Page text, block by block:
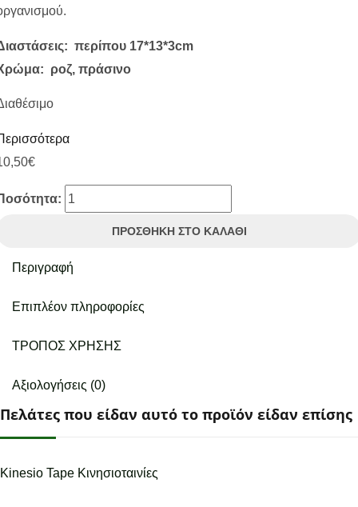
περίπου 17*13*3cm
ροζ, πράσινο
€
ΠΡΟΣΘΉΚΗ ΣΤΟ ΚΑΛΆΘΙ
Περιγραφή
Επιπλέον πληροφορίες
ΤΡΟΠΟΣ ΧΡΗΣΗΣ
Αξιολογήσεις (0)
Πελάτες που είδαν αυτό το προϊόν είδαν επίσης
Kinesio Tape Κινησιοταινίες